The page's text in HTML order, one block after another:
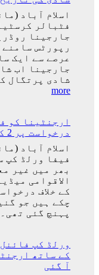
اسلام آباد
فٹبالر
جارجینا
رپورٹس
عرصے سے ایک
جارجینا اب
شادی پرتگال
more
:
اور
جارجینا
روڈریگز
کی
شادی
کی
تاریخ
سامنے
آ
گئی
ارجنٹینا کو
درخواست پر 2 کروڑ 33 لاکھ افراد کے دستخط
فیفا ورلڈ کپ
بھر میں غیر
الاقوامی
چکے ہیں جو
پہنچ گئی
ورلڈ کپ
کے ساتھ
آ گئی